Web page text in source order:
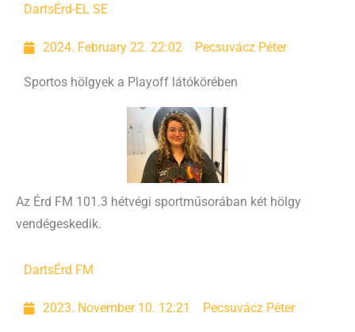
DartsÉrd-EL SE
2024. February 22. 22:02 Pecsuvácz Péter
Sportos hölgyek a Playoff látókörében
Az Érd FM 101.3 hétvégi sportműsorában két hölgy
vendégeskedik.
DartsÉrd FM
2023. November 10. 12:21 Pecsuvácz Péter